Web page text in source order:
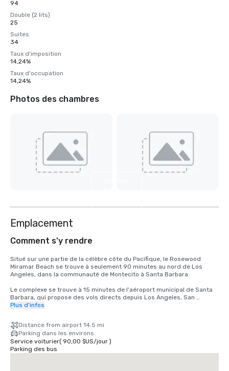
94
Double (2 lits)
25
Suites
34
Taux d'imposition
14,24%
Taux d'occupation
14,24%
Photos des chambres
Emplacement
Comment s'y rendre
Situé sur une partie de la célèbre côte du Pacifique, le Rosewood
Miramar Beach se trouve à seulement 90 minutes au nord de Los
Angeles, dans la communauté de Montecito à Santa Barbara.
Le complexe se trouve à 15 minutes de l'aéroport municipal de Santa
Barbara, qui propose des vols directs depuis Los Angeles, San
Francisco, Dallas, Denver, Phoenix, Portland, Atlanta, Las Vegas, Salt
Plus d'infos
Distance from airport 14.5 mi
Parking dans les environs
Service voiturier( 90,00 $US/jour)
Parking des bus